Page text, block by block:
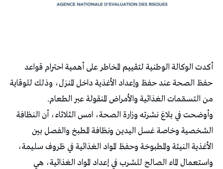
أكدت الوكالة الوطنية لتقييم المخاطر على أهمية احترام قواعد
حفظ الصحة عند حفظ وإعداد الأغذية داخل المنزل، وذلك للوقاية
من التسمّمات الغذائية والأمراض المنقولة عبر الطعام.
وأوضحت في بلاغ نشرته وزارة الصحة، امس الثلاثاء، أن النظافة
الشخصية وخاصة غسل اليدين ونظافة المطبخ والفصل بين
الأغذية النيئة والمطبوخة وحفظ المواد الغذائية في ظروف سليمة،
واستعمال الماء الصالح للشرب في إعداد المواد الغذائية، هي